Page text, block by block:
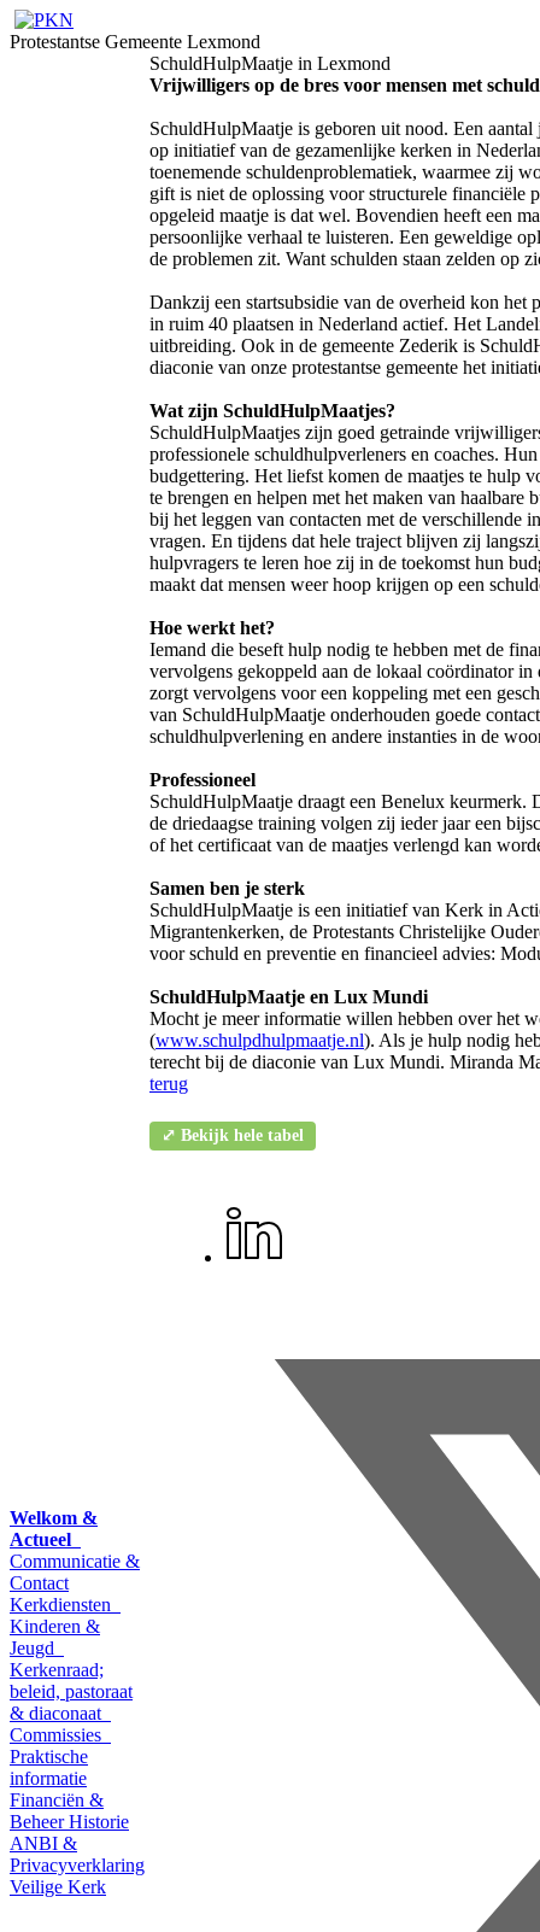
Protestantse Gemeente Lexmond
Welkom &
Actueel
Communicatie &
Contact
Kerkdiensten
Kinderen &
Jeugd
Kerkenraad;
beleid, pastoraat
& diaconaat
Commissies
Praktische
informatie
Financiën &
BeheerHistorie
ANBI &
Privacyverklaring
Veilige Kerk
SchuldHulpMaatje in Lexmond
Vrijwilligers op de bres voor mensen met
SchuldHulpMaatje is geboren uit nood. Een
op initiatief van de gezamenlijke kerken in
toenemende schuldenproblematiek, waarmee zij
gift is niet de oplossing voor structurele financiële
opgeleid maatje is dat wel. Bovendien heeft een
persoonlijke verhaal te luisteren. Een geweldige
de problemen zit. Want schulden staan zelden op
Dankzij een startsubsidie van de overheid kon
in ruim 40 plaatsen in Nederland actief. Het
uitbreiding. Ook in de gemeente Zederik is
diaconie van onze protestantse gemeente het
Wat zijn SchuldHulpMaatjes?
SchuldHulpMaatjes zijn goed getrainde
professionele schuldhulpverleners en coaches.
budgettering. Het liefst komen de maatjes te hulp
te brengen en helpen met het maken van
bij het leggen van contacten met de verschillende
vragen. En tijdens dat hele traject blijven zij
hulpvragers te leren hoe zij in de toekomst hun
maakt dat mensen weer hoop krijgen op een
Hoe werkt het?
Iemand die beseft hulp nodig te hebben met de
vervolgens gekoppeld aan de lokaal coördinator
zorgt vervolgens voor een koppeling met een
van SchuldHulpMaatje onderhouden goede
schuldhulpverlening en andere instanties in de
Professioneel
SchuldHulpMaatje draagt een Benelux keurmerk.
de driedaagse training volgen zij ieder jaar een
of het certificaat van de maatjes verlengd kan
Samen ben je sterk
SchuldHulpMaatje is een initiatief van Kerk in
Migrantenkerken, de Protestants Christelijke
voor schuld en preventie en financieel advies:
SchuldHulpMaatje en Lux Mundi
Mocht je meer informatie willen hebben over het
(www.schulpdhulpmaatje.nl). Als je hulp nodig
terecht bij de diaconie van Lux Mundi. Miranda
terug
⤢ Bekijk hele tabel